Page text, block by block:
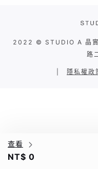
查看
NT$ 0
2022 © STUDIO A 晶實
路
隱私權政